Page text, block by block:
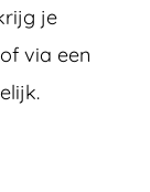
je
via een